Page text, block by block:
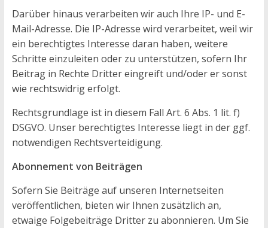
Darüber hinaus verarbeiten wir auch Ihre IP- und E-
Mail-Adresse. Die IP-Adresse wird verarbeitet, weil wir
ein berechtigtes Interesse daran haben, weitere
Schritte einzuleiten oder zu unterstützen, sofern Ihr
Beitrag in Rechte Dritter eingreift und/oder er sonst
wie rechtswidrig erfolgt.
Rechtsgrundlage ist in diesem Fall Art. 6 Abs. 1 lit. f)
DSGVO. Unser berechtigtes Interesse liegt in der ggf.
notwendigen Rechtsverteidigung.
Abonnement von Beiträgen
Sofern Sie Beiträge auf unseren Internetseiten
veröffentlichen, bieten wir Ihnen zusätzlich an,
etwaige Folgebeiträge Dritter zu abonnieren. Um Sie